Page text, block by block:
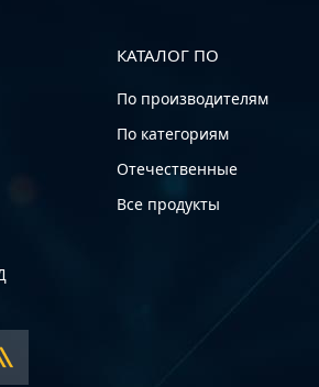
КАТАЛОГ ПО
По производителям
По категориям
Отечественные
Все продукты